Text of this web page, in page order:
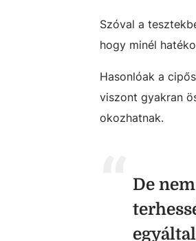
Szóval a
hogy minél
Hasonlóak a
viszont gyakran
okozhatnak.
De